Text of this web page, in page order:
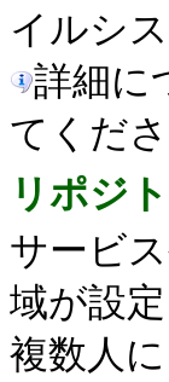
イルシ
詳細に
てくださ
リポジ
サービ
域が設
複数人